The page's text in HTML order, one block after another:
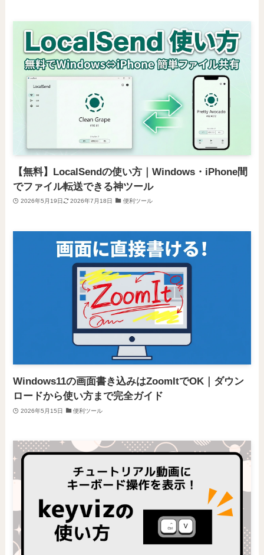
【無料】LocalSendの使い方｜Windows・iPhone間
でファイル転送できる神ツール
2026年5月19日 2026年7月18日 便利ツール
Windows11の画面書き込みはZoomItでOK｜ダウン
ロードから使い方まで完全ガイド
2026年5月15日 便利ツール